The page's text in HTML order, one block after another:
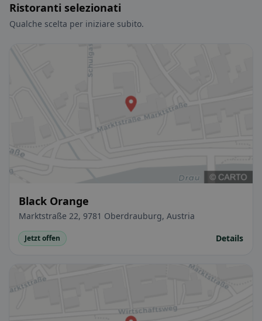
Ristoranti selezionati
Qualche scelta per iniziare subito.
Black Orange
Marktstraße 22, 9781 Oberdrauburg, Austria
Jetzt offen Details